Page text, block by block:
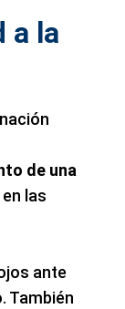
a la
de una
las
ante
. También